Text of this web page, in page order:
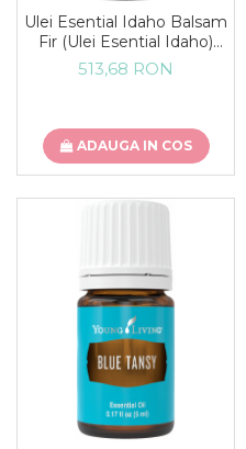
Ulei Esential Idaho Balsam
Fir (Ulei Esential Idaho)
15ML
513,68 RON
ADAUGA IN COS